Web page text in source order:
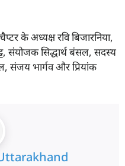
के अध्यक्ष रवि बिजारनिया,
संयोजक सिद्धार्थ बंसल, सदस्य
संजय भार्गव और प्रियांक